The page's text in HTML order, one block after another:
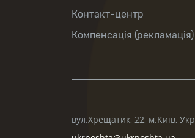
Контакт-центр
Компенсація (рекламація)
вул.Хрещатик, 22, м.Київ,